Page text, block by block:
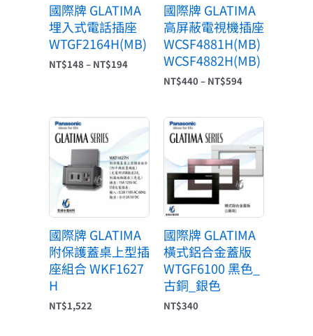
國際牌 GLATIMA
埋入式電話插座
WTGF2164H(MB)
NT$148 – NT$194
國際牌 GLATIMA
高屏蔽電視機插座
WCSF4881H(MB)
WCSF4882H(MB)
NT$440– NT$594
國際牌 GLATIMA
附保護蓋桌上型插
座組合 WKF1627
H
NT$1,522
國際牌 GLATIMA
橫式鋁合金蓋版
WTGF6100 黑色_
古銅_銀色
NT$340